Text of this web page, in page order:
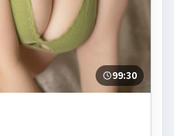
99:30